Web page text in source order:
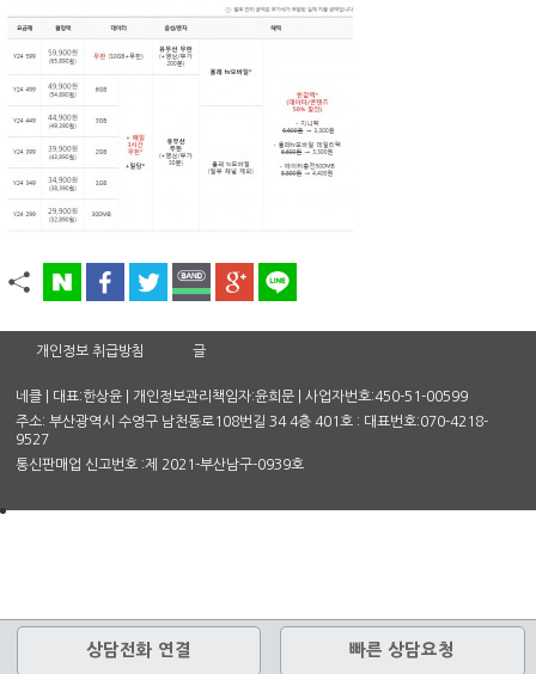
개인정보 취급방침 글
네클 | 대표:한상윤 | 개인정보관리책임자:윤희문 | 사업자번호:450-51-00599
주소: 부산광역시 수영구 남천동로108번길 34 4층 401호 : 대표번호:070-4218-
9527
통신판매업 신고번호 :제 2021-부산남구-0939호
상담전화 연결 빠른 상담요청